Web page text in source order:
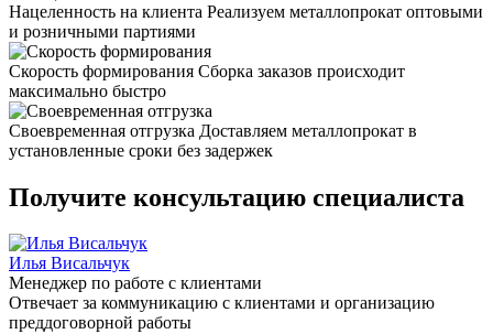
Нацеленность на клиента Реализуем металлопрокат оптовыми
и розничными партиями
Скорость формирования Сборка заказов происходит
максимально быстро
Своевременная отгрузка Доставляем металлопрокат в
установленные сроки без задержек
Получите консультацию специалиста
Илья Висальчук
Менеджер по работе с клиентами
Отвечает за коммуникацию с клиентами и организацию
преддоговорной работы